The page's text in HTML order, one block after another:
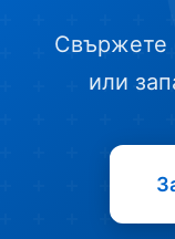
Свържете
или